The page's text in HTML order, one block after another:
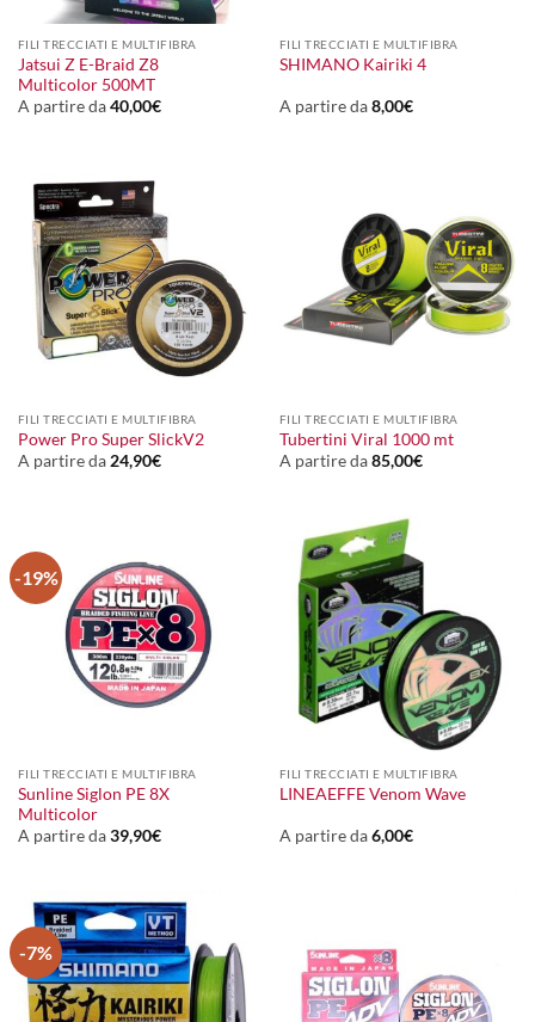
FILI TRECCIATI E MULTIFIBRA
Jatsui Z E-Braid Z8
Multicolor 500MT
A partire da40,00€
FILI TRECCIATI E MULTIFIBRA
SHIMANO Kairiki 4
A partire da8,00€
FILI TRECCIATI E MULTIFIBRA
Power Pro Super SlickV2
A partire da24,90€
FILI TRECCIATI E MULTIFIBRA
Tubertini Viral 1000 mt
A partire da85,00€
-19%
FILI TRECCIATI E MULTIFIBRA
Sunline Siglon PE 8X
Multicolor
A partire da39,90€
FILI TRECCIATI E MULTIFIBRA
LINEAEFFE Venom Wave
A partire da6,00€
-7%